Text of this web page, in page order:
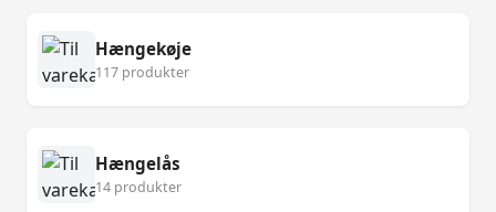
Hængekøje
117 produkter
Hængelås
14 produkter